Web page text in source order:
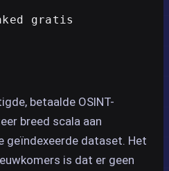
gratis
betaalde OSINT-
breed scala aan
geïndexeerde dataset. Het
is dat er geen